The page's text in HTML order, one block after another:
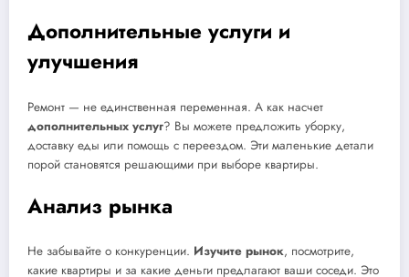
Дополнительные услуги и
улучшения
Ремонт — не единственная переменная. А как насчет
дополнительных услуг? Вы можете предложить уборку,
доставку еды или помощь с переездом. Эти маленькие детали
порой становятся решающими при выборе квартиры.
Анализ рынка
Не забывайте о конкуренции. Изучите рынок, посмотрите,
какие квартиры и за какие деньги предлагают ваши соседи. Это